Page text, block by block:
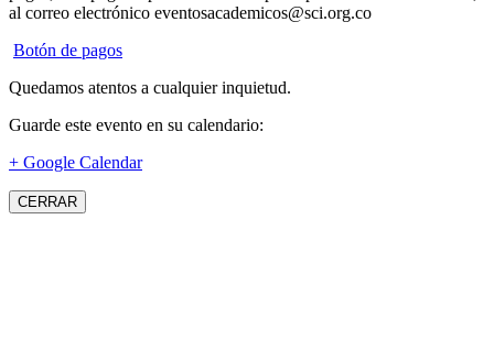
al correo electrónico eventosacademicos@sci.org.co
Botón de pagos
Quedamos atentos a cualquier inquietud.
Guarde este evento en su calendario:
+ Google Calendar
CERRAR